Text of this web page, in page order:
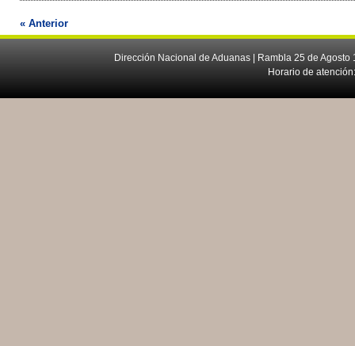
« Anterior
Dirección Nacional de Aduanas | Rambla 25 de
Horario de